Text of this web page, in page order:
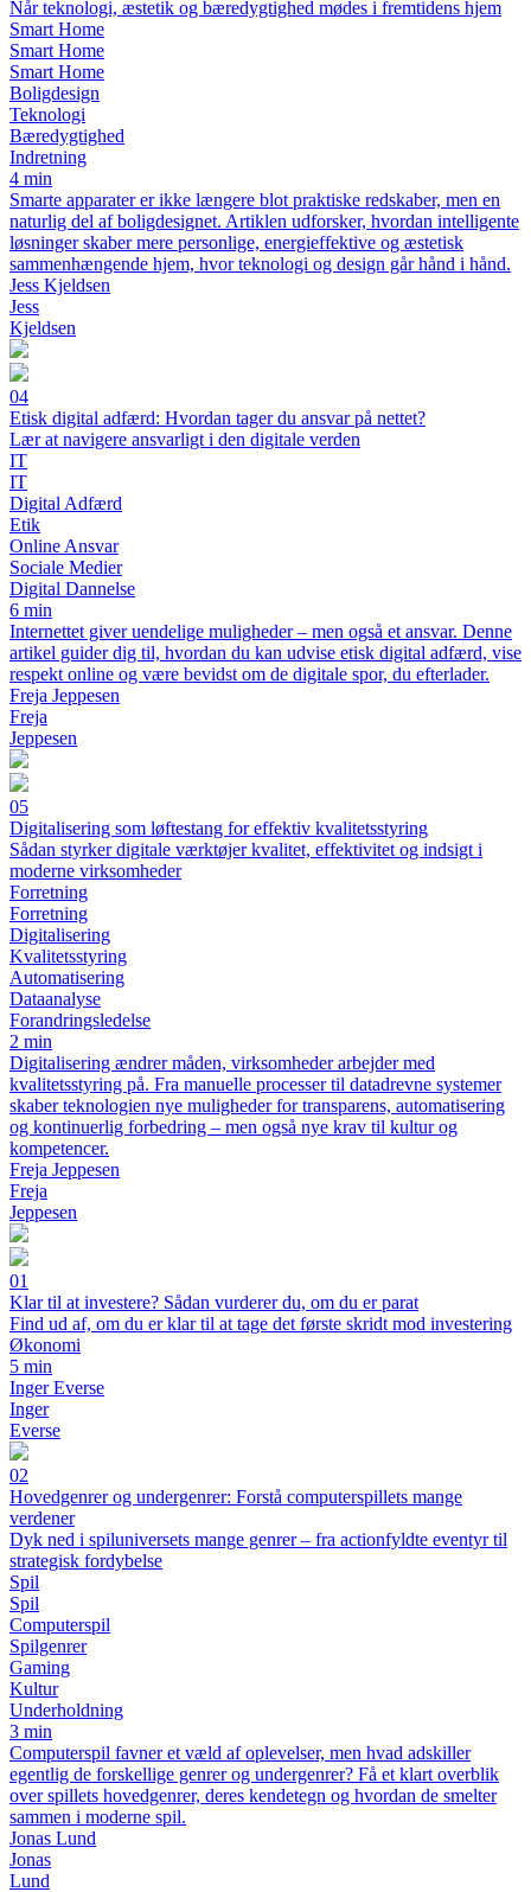
Når teknologi, æstetik og bæredygtighed mødes i fremtidens hjem
Smart Home
Smart Home
Smart Home
Boligdesign
Teknologi
Bæredygtighed
Indretning
4 min
Smarte apparater er ikke længere blot praktiske redskaber, men en
naturlig del af boligdesignet. Artiklen udforsker, hvordan intelligente
løsninger skaber mere personlige, energieffektive og æstetisk
sammenhængende hjem, hvor teknologi og design går hånd i hånd.
Jess Kjeldsen
Jess
Kjeldsen
04
Etisk digital adfærd: Hvordan tager du ansvar på nettet?
Lær at navigere ansvarligt i den digitale verden
IT
IT
Digital Adfærd
Etik
Online Ansvar
Sociale Medier
Digital Dannelse
6 min
Internettet giver uendelige muligheder – men også et ansvar. Denne
artikel guider dig til, hvordan du kan udvise etisk digital adfærd, vise
respekt online og være bevidst om de digitale spor, du efterlader.
Freja Jeppesen
Freja
Jeppesen
05
Digitalisering som løftestang for effektiv kvalitetsstyring
Sådan styrker digitale værktøjer kvalitet, effektivitet og indsigt i
moderne virksomheder
Forretning
Forretning
Digitalisering
Kvalitetsstyring
Automatisering
Dataanalyse
Forandringsledelse
2 min
Digitalisering ændrer måden, virksomheder arbejder med
kvalitetsstyring på. Fra manuelle processer til datadrevne systemer
skaber teknologien nye muligheder for transparens, automatisering
og kontinuerlig forbedring – men også nye krav til kultur og
kompetencer.
Freja Jeppesen
Freja
Jeppesen
01
Klar til at investere? Sådan vurderer du, om du er parat
Find ud af, om du er klar til at tage det første skridt mod investering
Økonomi
5 min
Inger Everse
Inger
Everse
02
Hovedgenrer og undergenrer: Forstå computerspillets mange
verdener
Dyk ned i spiluniversets mange genrer – fra actionfyldte eventyr til
strategisk fordybelse
Spil
Spil
Computerspil
Spilgenrer
Gaming
Kultur
Underholdning
3 min
Computerspil favner et væld af oplevelser, men hvad adskiller
egentlig de forskellige genrer og undergenrer? Få et klart overblik
over spillets hovedgenrer, deres kendetegn og hvordan de smelter
sammen i moderne spil.
Jonas Lund
Jonas
Lund